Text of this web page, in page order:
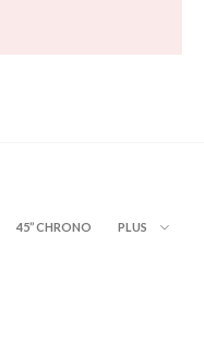
45’’ CHRONO PLUS